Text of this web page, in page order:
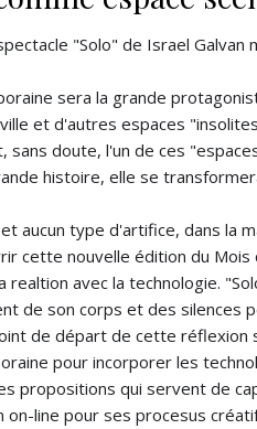
"Solo" de Israel Galvan
sera la grande
et d'autres espaces
doute, l'un de ces
histoire, elle se
aucun type d'artifice, dans la
cette nouvelle édition du Mois
avec la technologie.
de son corps et des silences
de départ de cette réflexion
pour incorporer les
propositions qui servent de
line pour ses procesus